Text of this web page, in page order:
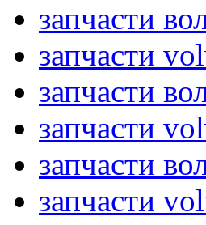
запчасти
запчасти
запчасти
запчасти
запчасти
запчасти